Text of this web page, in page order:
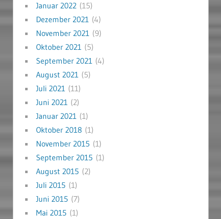
Januar 2022(15)
Dezember 2021(4)
November 2021(9)
Oktober 2021(5)
September 2021(4)
August 2021(5)
Juli 2021(11)
Juni 2021(2)
Januar 2021(1)
Oktober 2018(1)
November 2015 (1)
September 2015 (1)
August 2015 (2)
Juli 2015 (1)
Juni 2015 (7)
Mai 2015 (1)